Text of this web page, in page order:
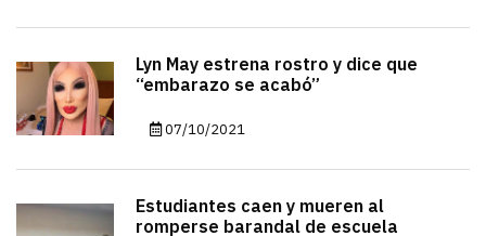
Lyn May estrena rostro y dice que
“embarazo se acabó”
07/10/2021
Estudiantes caen y mueren al
romperse barandal de escuela